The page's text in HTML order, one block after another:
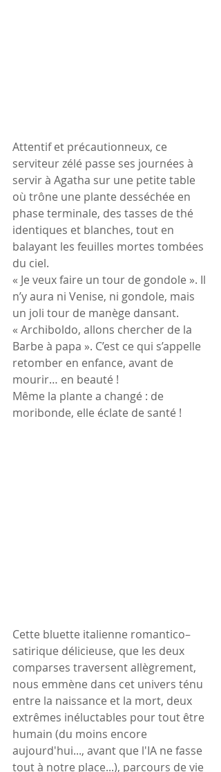
Attentif et précautionneux, ce
serviteur zélé passe ses journées à
servir à Agatha sur une petite table
où trône une plante desséchée en
phase terminale, des tasses de thé
identiques et blanches, tout en
balayant les feuilles mortes tombées
du ciel.
« Je veux faire un tour de gondole ». Il
n’y aura ni Venise, ni gondole, mais
un joli tour de manège dansant.
« Archiboldo, allons chercher de la
Barbe à papa ». C’est ce qui s’appelle
retomber en enfance, avant de
mourir… en beauté !
Même la plante a changé : de
moribonde, elle éclate de santé !
Cette bluette italienne romantico–
satirique délicieuse, que les deux
comparses traversent allègrement,
nous emmène dans cet univers ténu
entre la naissance et la mort, deux
extrêmes inéluctables pour tout être
humain (du moins encore
aujourd'hui..., avant que l'IA ne fasse
tout à notre place...), parcours de vie